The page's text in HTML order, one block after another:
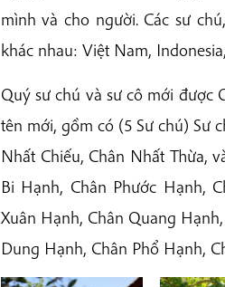
mình và cho người. Các sư
khác nhau: Việt Nam,
Quý sư chú và sư cô mới được
tên mới, gồm có (5 Sư chú) Sư
Nhất Chiếu, Chân Nhất Thừa,
Bi Hạnh, Chân Phước Hạnh,
Xuân Hạnh, Chân Quang
Dung Hạnh, Chân Phổ Hạnh,